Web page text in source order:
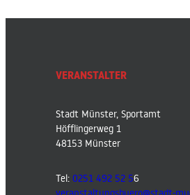
VERANSTALTER
Stadt Münster, Sportamt
Höfflingerweg 1
48153 Münster
Tel: 0251 492 52 56